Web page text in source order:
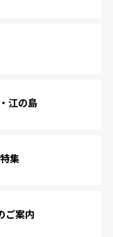
江の島
集
ご案内